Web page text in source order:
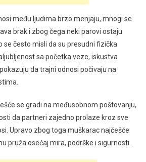
među ljudima brzo menjaju, mnogi se
brak i zbog čega neki parovi ostaju
se često misli da su presudni fizička
sa početka veze, iskustva
da trajni odnosi počivaju na
se gradi na međusobnom poštovanju,
da partneri zajedno prolaze kroz sve
Upravo zbog toga muškarac najčešće
pruža osećaj mira, podrške i sigurnosti.